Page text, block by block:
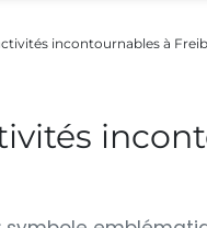
incontournables à